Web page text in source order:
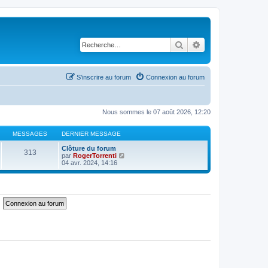
Rechercher
Connexion au forum
S’inscrire au forum
Nous sommes le 07 août 2026, 12:20
MESSAGES DERNIER MESSAGE
313
Clôture du forum
par RogerTorrenti
i
r
04 avr. 2024, 14:16